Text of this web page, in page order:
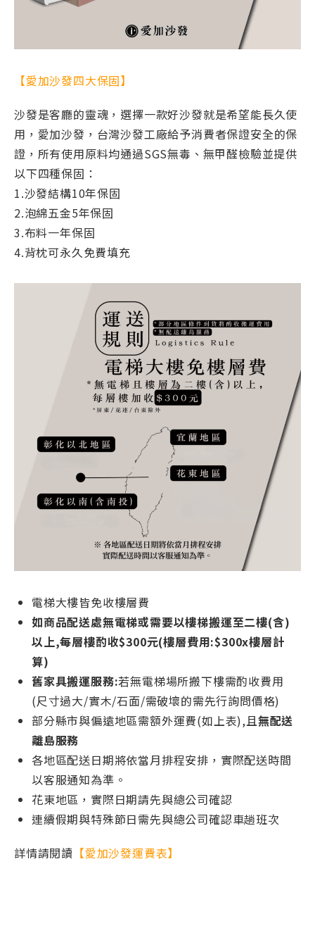
【愛加沙發四大保固】
沙發是客廳的靈魂，選擇一款好沙發就是希望能長久使
用，愛加沙發，台灣沙發工廠給予消費者保證安全的保
證，所有使用原料均通過SGS無毒、無甲醛檢驗並提供
以下四種保固：
1.沙發結構10年保固
2.泡綿五金5年保固
3.布料一年保固
4.背枕可永久免費填充
電梯大樓皆免收樓層費
如商品配送處無電梯或需要以樓梯搬運至二樓(含)
以上,每層樓酌收$300元(樓層費用:$300x樓層計
算)
舊家具搬運服務:若無電梯場所搬下樓需酌收費用
(尺寸過大/實木/石面/需破壞的需先行詢問價格)
部分縣市與偏遠地區需額外運費(如上表),且無配送
離島服務
各地區配送日期將依當月排程安排，實際配送時間
以客服通知為準。
花東地區，實際日期請先與總公司確認
連續假期與特殊節日需先與總公司確認車趟班次
詳情請閱讀 【愛加沙發運費表】